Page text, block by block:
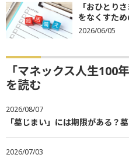
「おひとり
をなくすた
2026/06/05
「マネックス人生100
を読む
2026/08/07
「墓じまい」には期限がある？
2026/07/03